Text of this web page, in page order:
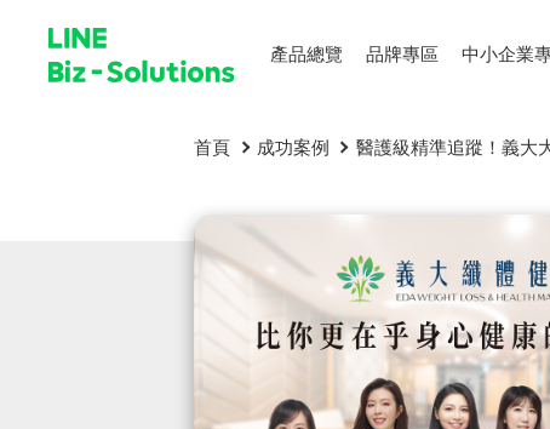
產品總覽 品牌專區 中小企業
首頁 成功案例 醫護級精準追蹤！義大